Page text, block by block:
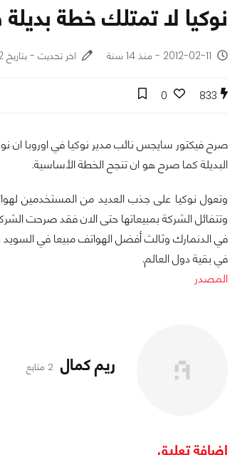
نوكيا لا تمتلك خطة
2012-02-11 - منذ 14 سنة اخر تحديث - بتاريخ 2022-02-08
833
0
صرح فيكتور سايجس نائب مدير نوكيا في اوروبا
البديلة كما صرح هو ان تنجح الخطة الأساسية.
وتعول نوكيا على جذب العديد من المستخدمين
في الدنمارك وثالث أفضل الهواتف مبيعا في
في بقية دول العالم.
المصدر
ريم كمال 2 متابع
اضافة تعليق